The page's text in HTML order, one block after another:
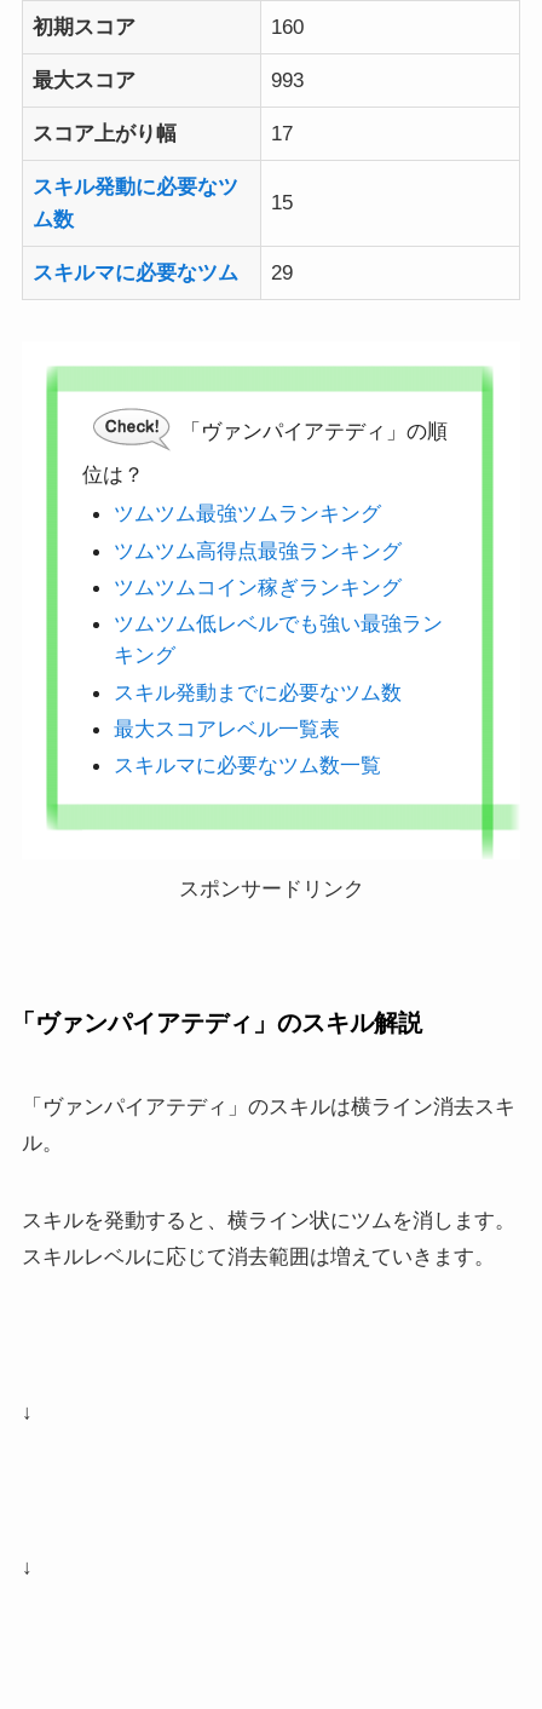
初期スコア 160
最大スコア 993
スコア上がり幅 17
スキル発動に必要なツ
ム数
15
スキルマに必要なツム 29
「ヴァンパイアテディ」の順
位は？
ツムツム最強ツムランキング
ツムツム高得点最強ランキング
ツムツムコイン稼ぎランキング
ツムツム低レベルでも強い最強ラン
キング
スキル発動までに必要なツム数
最大スコアレベル一覧表
スキルマに必要なツム数一覧
スポンサードリンク
「ヴァンパイアテディ」のスキル解説
「ヴァンパイアテディ」のスキルは横ライン消去スキ
ル。
スキルを発動すると、横ライン状にツムを消します。
スキルレベルに応じて消去範囲は増えていきます。
↓
↓